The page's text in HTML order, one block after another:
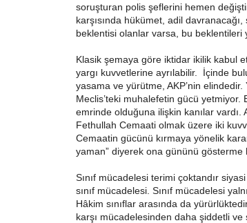
soruşturan polis şeflerini hemen
karşısında hükümet, adil
beklentisi olanlar varsa, bu beklentileri
Klasik şemaya göre iktidar ikilik kabul
yargı kuvvetlerine ayrılabilir. İçinde
yasama ve yürütme, AKP’nin
Meclis’teki muhalefetin gücü yetmiyor.
emrinde olduğuna ilişkin kanılar
Fethullah Cemaati olmak üzere iki
Cemaatin gücünü kırmaya yönelik
yaman” diyerek ona gününü gösterme
Sınıf mücadelesi terimi çoktandır
sınıf mücadelesi. Sınıf mücadelesi
Hâkim sınıflar arasında da
karşı mücadelesinden daha şiddetli ve